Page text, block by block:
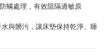
螨處理，有效阻隔過敏原
與髒污，讓床墊保持乾淨、睡